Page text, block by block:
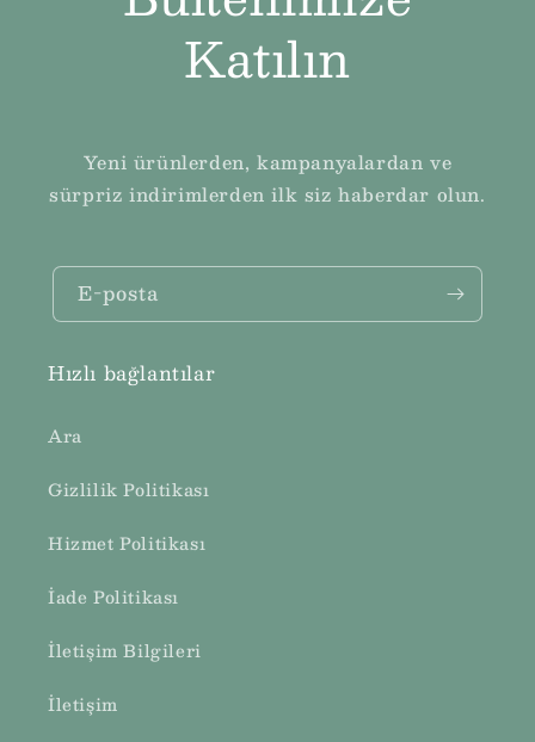
Katılın
Yeni ürünlerden, kampanyalardan ve
sürpriz indirimlerden ilk siz haberdar olun.
E-posta
Hızlı bağlantılar
Ara
Gizlilik Politikası
Hizmet Politikası
İade Politikası
İletişim Bilgileri
İletişim